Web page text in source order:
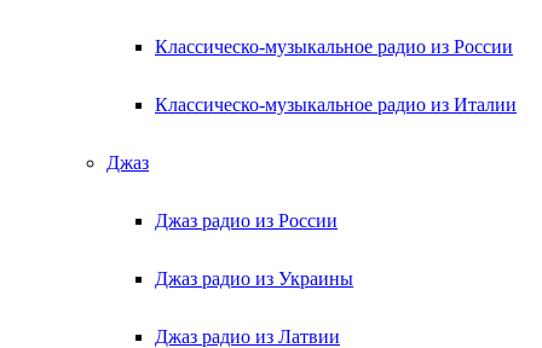
Классическо-музыкальное радио из России
Классическо-музыкальное радио из Италии
Джаз
Джаз радио из России
Джаз радио из Украины
Джаз радио из Латвии